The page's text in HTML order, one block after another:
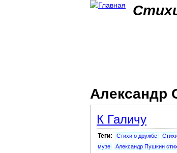
Александр
К Галичу
Теги: Стихи о дружбе
музе
Александр Пушкин